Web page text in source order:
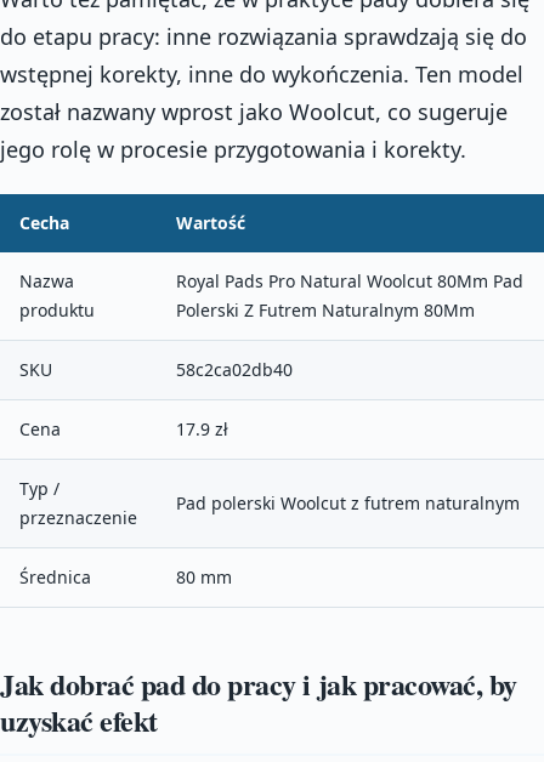
do etapu pracy: inne rozwiązania sprawdzają się do
wstępnej korekty, inne do wykończenia. Ten model
został nazwany wprost jako Woolcut, co sugeruje
jego rolę w procesie przygotowania i korekty.
Cecha Wartość
Nazwa
produktu
Royal Pads Pro Natural Woolcut 80Mm Pad
Polerski Z Futrem Naturalnym 80Mm
SKU 58c2ca02db40
Cena 17.9 zł
Typ /
przeznaczenie
Pad polerski Woolcut z futrem naturalnym
Średnica 80 mm
Jak dobrać pad do pracy i jak pracować, by
uzyskać efekt